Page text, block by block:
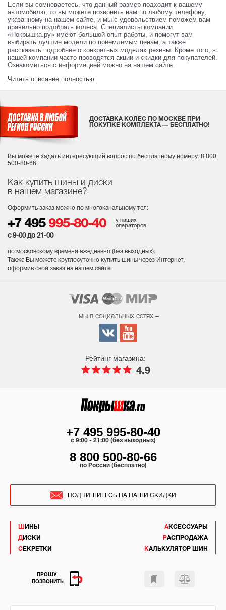
Если вы сомневаетесь, что данный размер подходит к вашему
автомобилю, то вы можете позвонить нам по любому телефону,
указанному на нашем сайте, и мы с удовольствием поможем вам
правильно подобрать колеса. Специалисты компании
«Покрышка.ру» имеют большой опыт работы, и помогут вам
выбирать лучшие модели по приемлемым ценам, а также
рассказать подробнее о конкретных моделях резины. Кроме того, в
нашей компании часто проводятся акции и скидки для покупателей.
Ознакомиться с информацией можно на нашем сайте.
Читать описание полностью
Как купить шины и диски
в нашем магазине?
Оформить заказ можно по многоканальному тел:
+7 495 995-80-40
у наших
операторов
с 9-00 до 21-00
по московскому времени ежедневно (без выходных).
Также Вы можете круглосуточно купить шины через Интернет,
оформив свой заказ на нашем сайте.
ДОСТАВКА КОЛЕС ПО МОСКВЕ ПРИ
ПОКУПКЕ КОМПЛЕКТА — БЕСПЛАТНО!
Вы можете задать интересующий вопрос по бесплатному номеру: 8 800
500-80-66.
мы в социальных сетях –
Рейтинг магазина:
4.9
ШИНЫ
ДИСКИ
СЕКРЕТКИ
АКСЕССУАРЫ
РАСПРОДАЖА
КАЛЬКУЛЯТОР ШИН
+7 495 995-80-40
c 9:00 - 21:00 (без выходных)
8 800 500-80-66
по России (бесплатно)
ПОДПИШИТЕСЬ НА НАШИ СКИДКИ
ПРОШУ
ПОЗВОНИТЬ